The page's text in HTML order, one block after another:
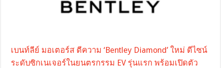
เบนท์ลีย์ มอเตอร์ส ตีความ ‘Bentley Diamond’ ใหม่ ดีไซน์
ระดับซิกเนเจอร์ในยนตรกรรม EV รุ่นแรก พร้อมเปิดตัว